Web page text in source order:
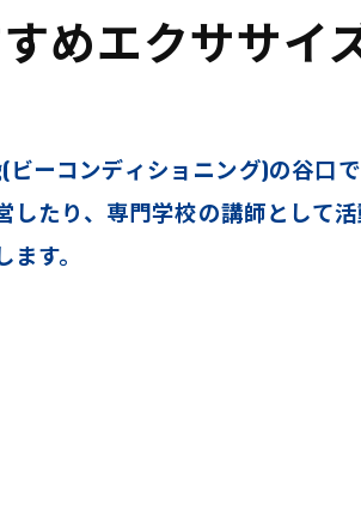
めエクササイ
ーコンディショニング)の谷口で
たり、専門学校の講師として活
す。